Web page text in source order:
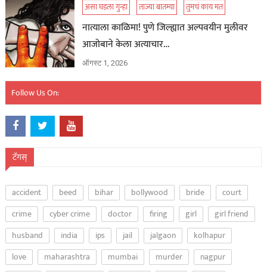
असा घडला गुन्हा ताज्या बातम्या तुमचं काय मत
नात्याला काळिमा! पुणे जिल्ह्यात अल्पवयीन मुलीवर
आजोबाने केला अत्याचार…
ऑगस्ट 1, 2026
Follow Us On:
टॅगस्
accident beed bihar bollywood bride
court
crime
cyber crime doctor firing girl
girl friend
husband
india ips jail jalgaon
kolhapur
love
maharashtra mumbai murder
nagpur